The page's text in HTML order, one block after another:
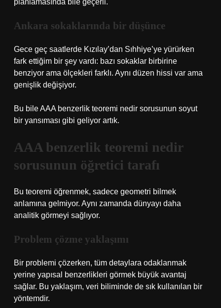
planlamasında bile geçerli.
Ankara sokaklarında bir düşünce
Gece geç saatlerde Kızılay’dan Sıhhiye’ye yürürken
fark ettiğim bir şey vardı: bazı sokaklar birbirine
benziyor ama ölçekleri farklı. Aynı düzen hissi var ama
genişlik değişiyor.
Bu bile AAA benzerlik teoremi nedir sorusunun soyut
bir yansıması gibi geliyor artık.
AAA benzerlik teoremi nedir
sorusunun öğretici tarafı
Bu teoremi öğrenmek, sadece geometri bilmek
anlamına gelmiyor. Aynı zamanda dünyayı daha
analitik görmeyi sağlıyor.
Problem çözme yaklaşımı
Bir problemi çözerken, tüm detaylara odaklanmak
yerine yapısal benzerlikleri görmek büyük avantaj
sağlar. Bu yaklaşım, veri biliminde de sık kullanılan bir
yöntemdir.